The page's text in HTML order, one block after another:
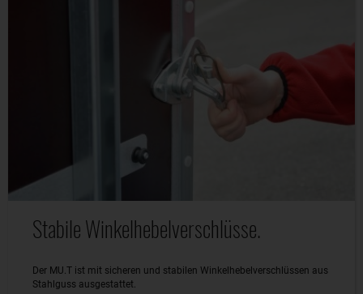
Stabile Winkelhebelverschlüsse.
Der MU.T ist mit sicheren und stabilen Winkelhebelverschlüssen aus
Stahlguss ausgestattet.